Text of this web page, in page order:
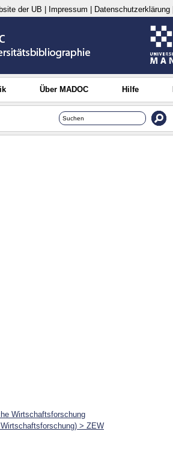
der UB Impressum Datenschutzerklärung
Über MADOC Hilfe
Wirtschaftsforschung
> ZEW